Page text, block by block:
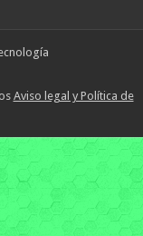
Aviso legal y Política de